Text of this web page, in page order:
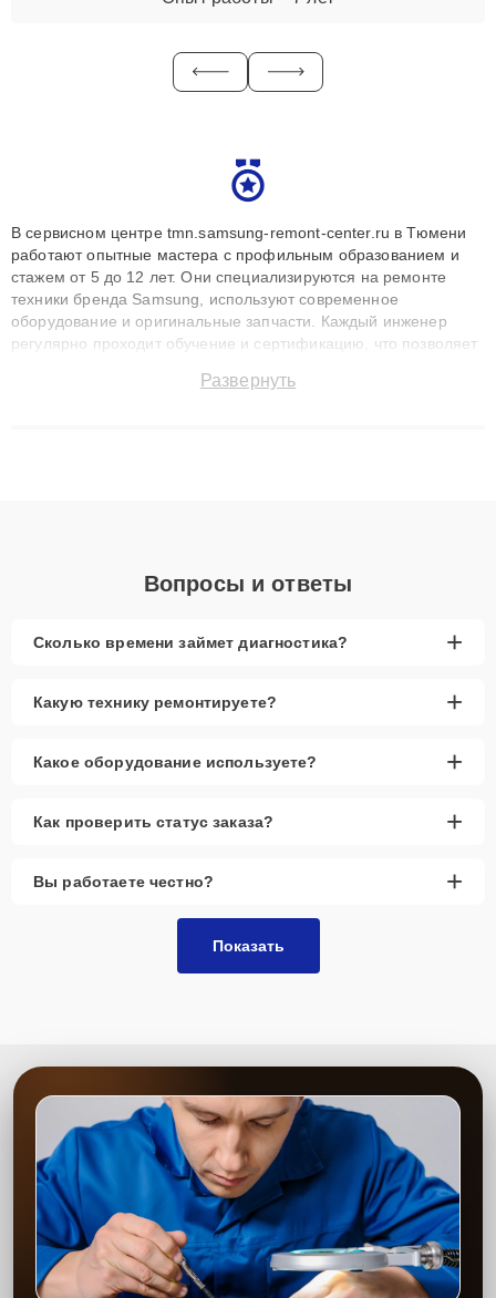
В сервисном центре tmn.samsung-remont-center.ru в Тюмени
работают опытные мастера с профильным образованием и
стажем от 5 до 12 лет. Они специализируются на ремонте
техники бренда Samsung, используют современное
оборудование и оригинальные запчасти. Каждый инженер
регулярно проходит обучение и сертификацию, что позволяет
технику с сохранением гарантии до 3 лет. Наши мастера
Развернуть
Вопросы и ответы
Сколько времени займет диагностика? +
Какую технику ремонтируете? +
Какое оборудование используете? +
Как проверить статус заказа? +
Вы работаете честно? +
Показать